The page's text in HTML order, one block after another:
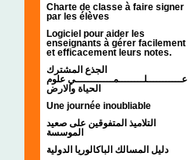
Charte de classe à faire signer
par les élèves
Logiciel pour aider les
enseignants à gérer facilement
et efficacement leurs notes.
الجذع المشترك
عـــــــــــلــــــــمــــــــــــي علوم
الحياة والارض
Une journée inoubliable
التلاميذ المتفوقين على صعيد
الموسسة
دليل المسالك الباكالوريا الدولية